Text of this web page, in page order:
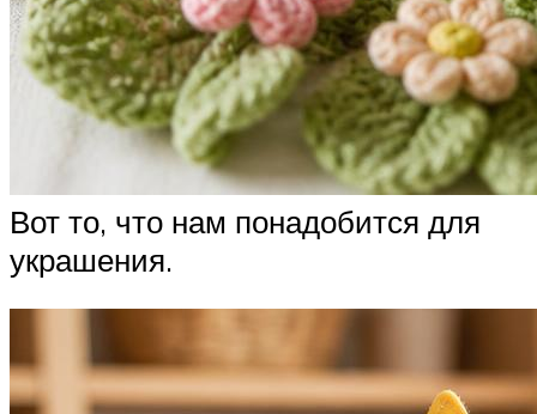
Вот то, что нам понадобится для
украшения.